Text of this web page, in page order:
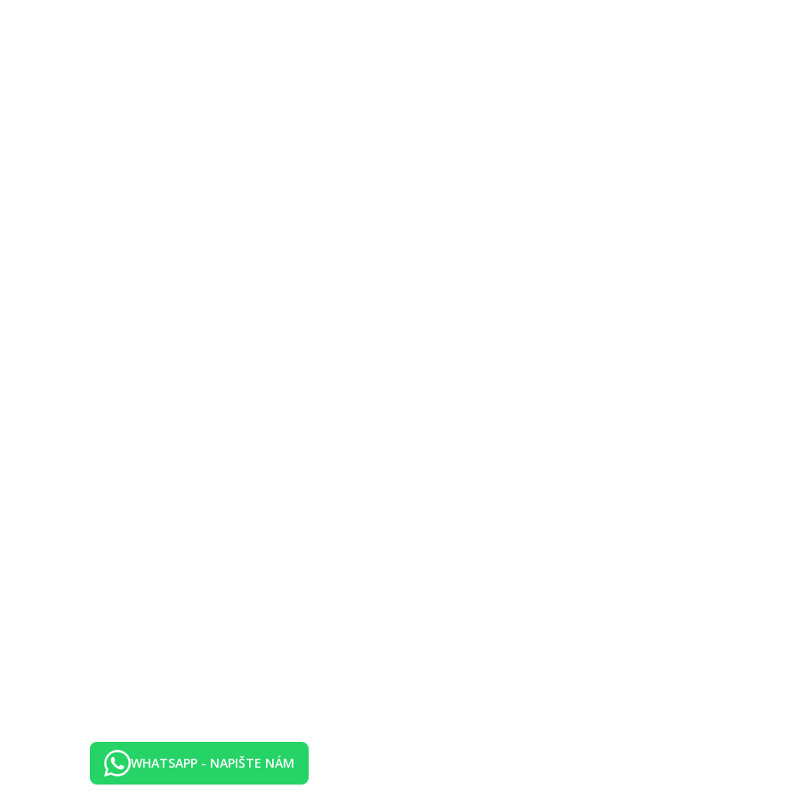
a restauraci s autentickou thajskou kuchyní.
postel nebo dvě samostatná lůžka, Wi-Fi, TV, minibar, koupelna se sprchou, balkon s výhledem na bazén a zahradu.
pool access“, s terasou, přímým vstupem k bazénu, moderním interiérem a výbavou jako v Deluxe-verzi.
část, výhled na bazén a okolní zeleň, Wi-Fi, klimatizace, elegantní koupelna.
přístupem k bazénu, terasa, pohodlný obývací prostor, velmi klidný design.
bazénem (5 × 15 m), terasou, kuchyní včetně grilu, obývacím pokojem (90 m²), dvěma ložnicemi, obě s vlastní koupelnou, klimatizací,
pro procedury, masáže, a relax v klidných zahradních prostorech. Pro aktivní hosty je fitness centrum k dispozici. Okolí hotelu v
Mayraya Wine Bar nabízí rozsáhlý výběr vín a koktejlů v elegantním lounge prostředí. Stravování zahrnuje snídaně, obědy i večeře formou
na pokoji.
WHATSAPP - NAPIŠTE NÁM